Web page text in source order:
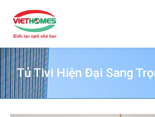
Tủ Tivi Hiện Đại Sang